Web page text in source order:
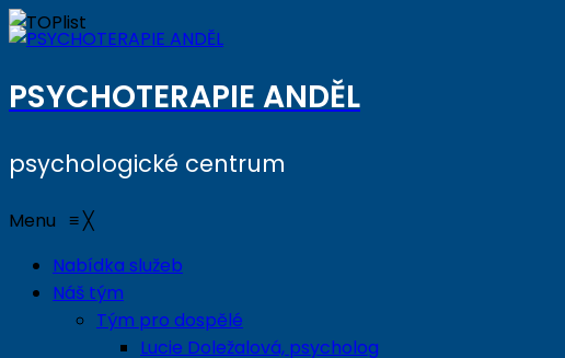
PSYCHOTERAPIE ANDĚL
psychologické centrum
Menu ≡╳
Nabídka služeb
Náš tým
Tým pro dospělé
Lucie Doležalová, psycholog